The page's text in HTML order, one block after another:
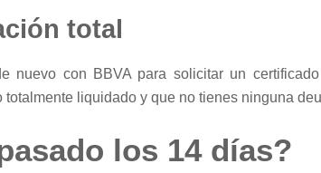
total
nuevo con BBVA para solicitar un
liquidado y que no tienes ninguna
los 14 días?